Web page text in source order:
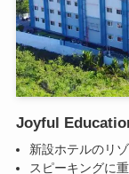
Joyful
新設ホテルのリ
スピーキングに